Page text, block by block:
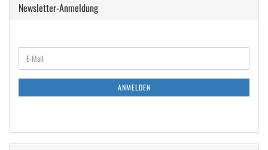
Newsletter-Anmeldung
ZUR
NEWSLETTER-
E-
Mail
ANMELDEN